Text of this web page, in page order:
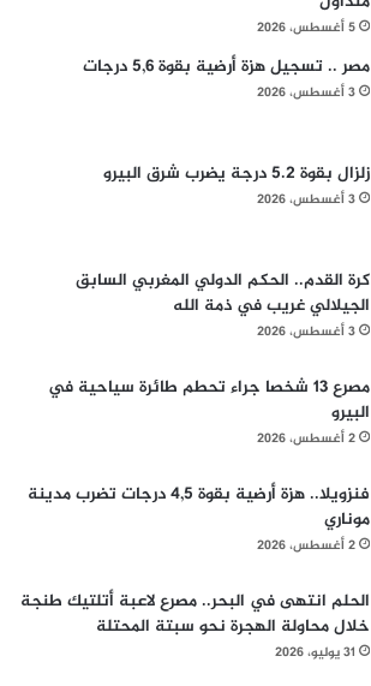
5 أغسطس، 2026
مصر .. تسجيل هزة أرضية بقوة 5,6 درجات
3 أغسطس، 2026
زلزال بقوة 5.2 درجة يضرب شرق البيرو
3 أغسطس، 2026
كرة القدم.. الحكم الدولي المغربي السابق
الجيلالي غريب في ذمة الله
3 أغسطس، 2026
مصرع 13 شخصا جراء تحطم طائرة سياحية في
البيرو
2 أغسطس، 2026
فنزويلا.. هزة أرضية بقوة 4,5 درجات تضرب مدينة
موناري
2 أغسطس، 2026
الحلم انتهى في البحر.. مصرع لاعبة أتلتيك طنجة
خلال محاولة الهجرة نحو سبتة المحتلة
31 يوليو، 2026